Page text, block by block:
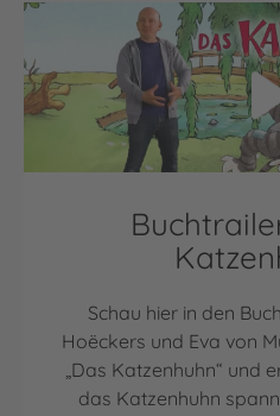
Video abspielen
Schau hier in den
Hoëckers und Eva von
„Das Katzenhuhn“ und
das Katzenhuhn